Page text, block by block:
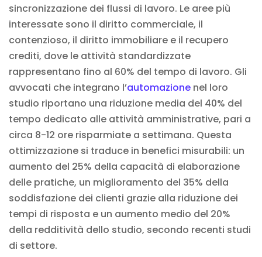
sincronizzazione dei flussi di lavoro. Le aree più
interessate sono il diritto commerciale, il
contenzioso, il diritto immobiliare e il recupero
crediti, dove le attività standardizzate
rappresentano fino al 60% del tempo di lavoro. Gli
avvocati che integrano l’automazione nel loro
studio riportano una riduzione media del 40% del
tempo dedicato alle attività amministrative, pari a
circa 8-12 ore risparmiate a settimana. Questa
ottimizzazione si traduce in benefici misurabili: un
aumento del 25% della capacità di elaborazione
delle pratiche, un miglioramento del 35% della
soddisfazione dei clienti grazie alla riduzione dei
tempi di risposta e un aumento medio del 20%
della redditività dello studio, secondo recenti studi
di settore.